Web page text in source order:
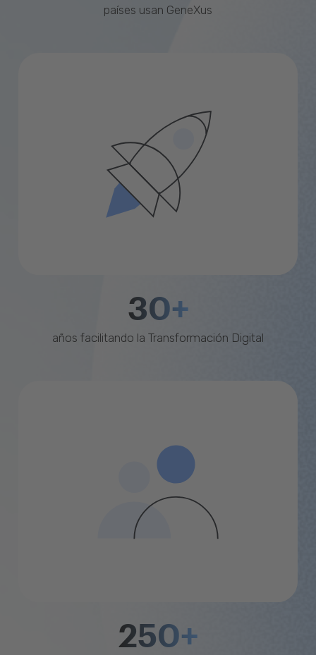
países usan GeneXus
30+
años facilitando la Transformación Digital
250+